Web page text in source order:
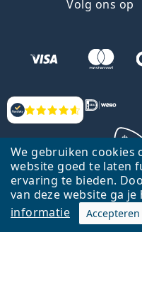
We gebruiken cookies
website goed te laten
ervaring te bieden.
van deze website ga
informatie
Accepteren
Beoordelingen
Volg ons op
Terug naar de
Lentiamo.nl is eigendom van
Tsjechië